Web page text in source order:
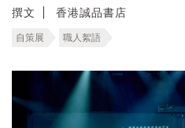
撰文 香港誠品書店
自策展 職人絮語